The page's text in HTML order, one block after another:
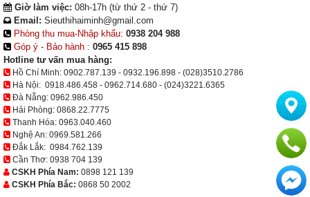
Giờ làm việc: 08h-17h (từ thứ 2 - thứ 7)
Email: Sieuthihaiminh@gmail.com
Phòng thu mua-Nhập khẩu: 0938 204 988
Góp ý - Bảo hành : 0965 415 898
Hotline tư vấn mua hàng:
Hồ Chí Minh: 0902.787.139 - 0932.196.898 - (028)3510.2786
Hà Nội: 0918.486.458 - 0962.714.680 - (024)3221.6365
Đà Nẵng: 0962.986.450
Hải Phòng: 0868.22.7775
Thanh Hóa: 0963.040.460
Nghệ An: 0969.581.266
Đắk Lắk: 0984.762.139
Cần Thơ: 0938 704 139
CSKH Phía Nam: 0898 121 139
CSKH Phía Bắc: 0868 50 2002